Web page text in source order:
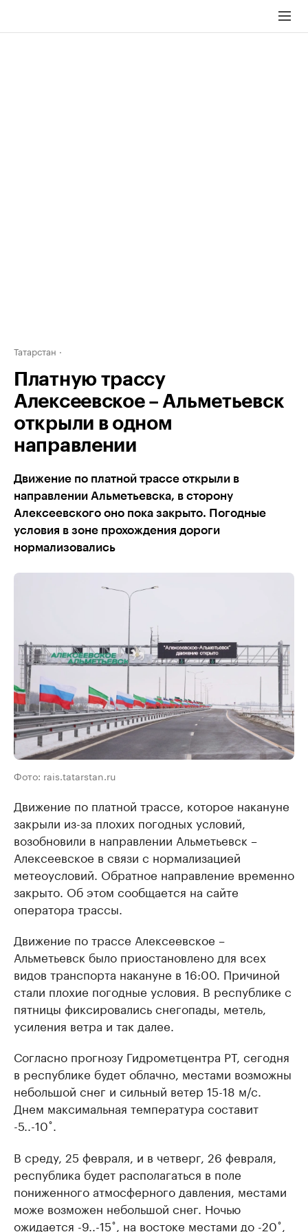
Татарстан
Платную трассу
Алексеевское – Альметьевск
открыли в одном
направлении
Движение по платной трассе открыли в
направлении Альметьевска, в сторону
Алексеевского оно пока закрыто. Погодные
условия в зоне прохождения дороги
нормализовались
Фото: rais.tatarstan.ru
Движение по платной трассе, которое накануне
закрыли из-за плохих погодных условий,
возобновили в направлении Альметьевск –
Алексеевское в связи с нормализацией
метеоусловий. Обратное направление временно
закрыто. Об этом сообщается на сайте
оператора трассы.
Движение по трассе Алексеевское –
Альметьевск было приостановлено для всех
видов транспорта накануне в 16:00. Причиной
стали плохие погодные условия. В республике с
пятницы фиксировались снегопады, метель,
усиления ветра и так далее.
Согласно прогнозу Гидрометцентра РТ, сегодня
в республике будет облачно, местами возможны
небольшой снег и сильный ветер 15-18 м/с.
Днем максимальная температура составит
-5..-10˚.
В среду, 25 февраля, и в четверг, 26 февраля,
республика будет располагаться в поле
пониженного атмосферного давления, местами
може возможен небольшой снег. Ночью
ожидается -9..-15˚, на востоке местами до -20˚,